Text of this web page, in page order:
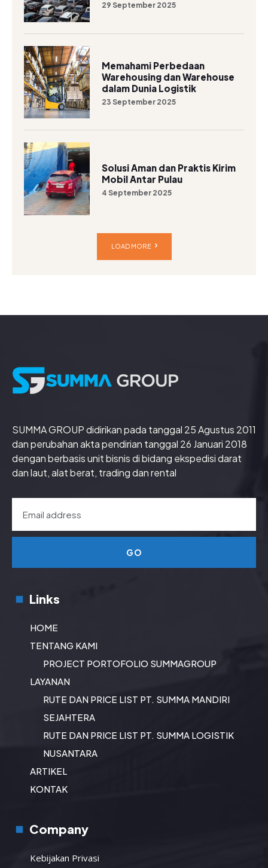
29 September 2025
Memahami Perbedaan
Warehousing dan Warehouse
dalam Dunia Logistik
23 September 2025
Solusi Aman dan Praktis Kirim
Mobil Antar Pulau
4 September 2025
LOAD MORE
SUMMA GROUP didirikan pada tanggal 25 Agustus 2011
dan perubahan akta pendirian tanggal 26 Januari 2018
dengan berbasis unit bisnis di bidang ekspedisi darat
dan laut, alat berat, trading dan rental
GO
Links
HOME
TENTANG KAMI
PROJECT PORTOFOLIO SUMMAGROUP
LAYANAN
RUTE DAN PRICE LIST PT. SUMMA MANDIRI
SEJAHTERA
RUTE DAN PRICE LIST PT. SUMMA LOGISTIK
NUSANTARA
ARTIKEL
KONTAK
Company
Kebijakan Privasi